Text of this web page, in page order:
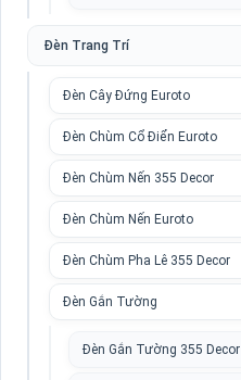
Đèn Trang Trí
Đèn Cây Đứng Euroto
Đèn Chùm Cổ Điển Euroto
Đèn Chùm Nến 355 Decor
Đèn Chùm Nến Euroto
Đèn Chùm Pha Lê 355 Decor
Đèn Gắn Tường
Đèn Gắn Tường 355 Decor